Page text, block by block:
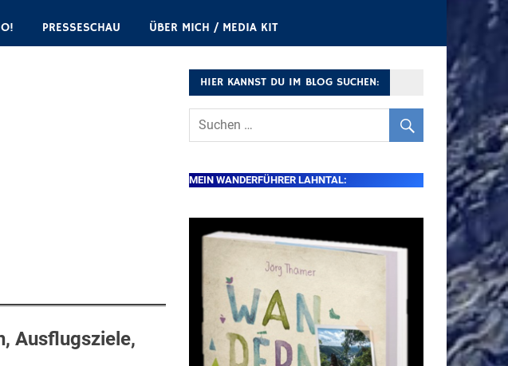
PRESSESCHAU ÜBER MICH / MEDIA KIT
Ausflugsziele,
HIER KANNST DU IM BLOG SUCHEN:
MEIN WANDERFÜHRER LAHNTAL: